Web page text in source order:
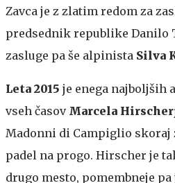
Zavca je z zlatim redom za
predsednik republike Danilo
zasluge pa še alpinista Silva
Leta 2015 je enega najboljših
vseh časov Marcela
Madonni di Campiglio skoraj
padel na progo. Hirscher je
drugo mesto, pomembneje